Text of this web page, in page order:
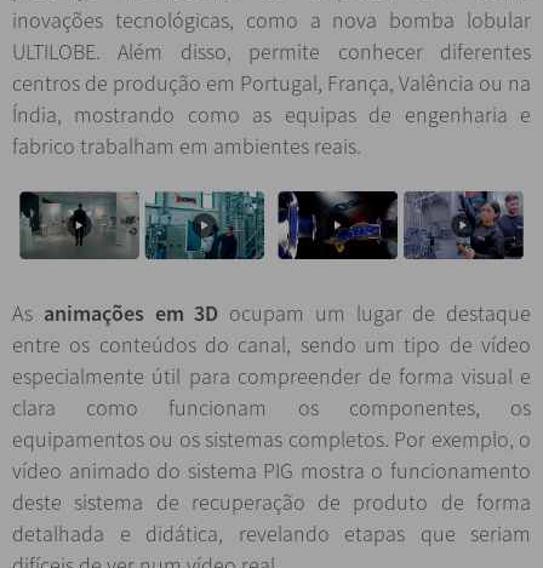
inovações tecnológicas, como a nova bomba lobular
ULTILOBE. Além disso, permite conhecer diferentes
centros de produção em Portugal, França, Valência ou na
Índia, mostrando como as equipas de engenharia e
fabrico trabalham em ambientes reais.
As animações em 3D ocupam um lugar de destaque
entre os conteúdos do canal, sendo um tipo de vídeo
especialmente útil para compreender de forma visual e
clara como funcionam os componentes, os
equipamentos ou os sistemas completos. Por exemplo, o
vídeo animado do sistema PIG mostra o funcionamento
deste sistema de recuperação de produto de forma
detalhada e didática, revelando etapas que seriam